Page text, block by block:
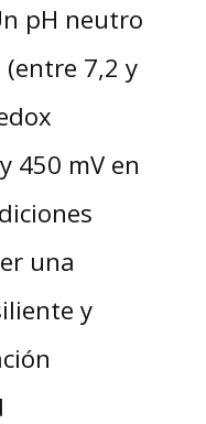
pH neutro
7,2 y
450 mV en
una
y